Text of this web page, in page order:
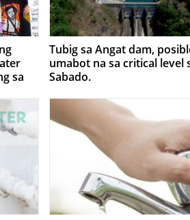
sa
Tubig sa Angat dam,
umabot na sa critical level
Sabado.